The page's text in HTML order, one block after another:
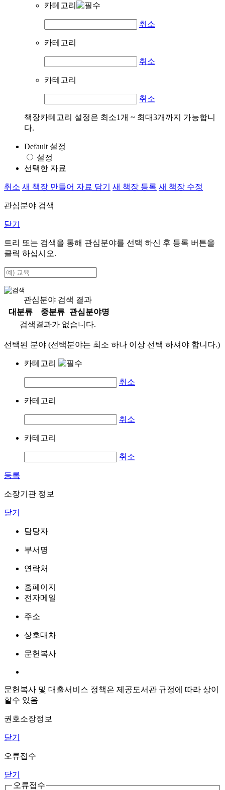
카테고리
취소
카테고리
취소
카테고리
취소
책장카테고리 설정은 최소1개 ~ 최대3개까지 가능합니
다.
Default 설정
설정
선택한 자료
취소 새 책장 만들어 자료 담기 새 책장 등록 새 책장 수정
관심분야 검색
닫기
트리 또는 검색을 통해 관심분야를 선택 하신 후 등록 버튼을
클릭 하십시오.
관심분야 검색 결과
대분류
중분류
관심분야명
검색결과가 없습니다.
선택된 분야 (선택분야는 최소 하나 이상 선택 하셔야 합니다.)
카테고리
취소
카테고리
취소
카테고리
취소
등록
소장기관 정보
닫기
담당자
부서명
연락처
홈페이지
전자메일
주소
상호대차
문헌복사
문헌복사 및 대출서비스 정책은 제공도서관 규정에 따라 상이
할수 있음
권호소장정보
닫기
오류접수
닫기
오류접수